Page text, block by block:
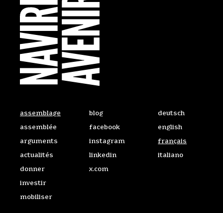
assemblage
assemblée
arguments
actualités
donner
investir
mobiliser
Ailleurs sur le Web
blog
facebook
instagram
linkedin
x.com
Accéder au site
deutsch
english
français
italiano